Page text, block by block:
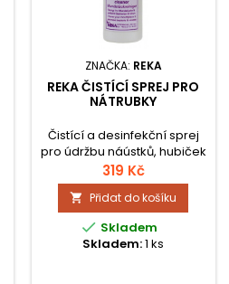
ZNAČKA: REKA
REKA ČISTÍCÍ SPREJ PRO
NÁTRUBKY
Čistící a desinfekční sprej
pro údržbu náústků, hubiček
a nátrubků dechových
nástrojů; objem: 50 ml.
319 Kč
 Přidat do košíku
 Skladem
Skladem:1 ks